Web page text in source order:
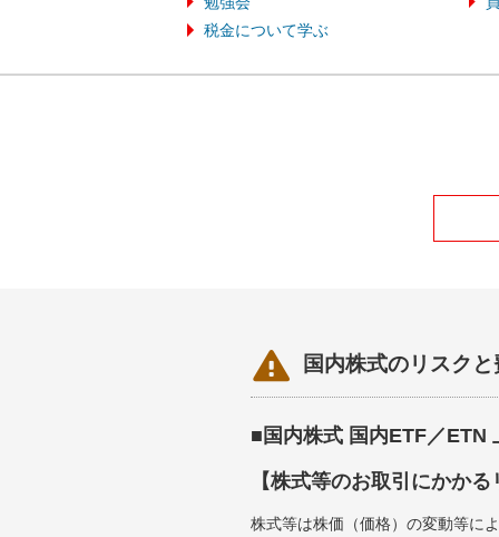
税金について学ぶ
 国内株式のリスク
■国内株式 国内ETF／ETN
【株式等のお取引にかか
株式等は株価（価格）の変動等に